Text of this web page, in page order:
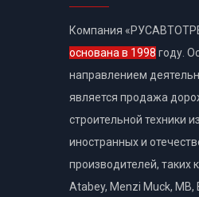
Компания
основана в 1998 году.
направлением
является продажа
строительной техники
иностранных и
производителей, таких
Atabey, Menzi Muck, MB,